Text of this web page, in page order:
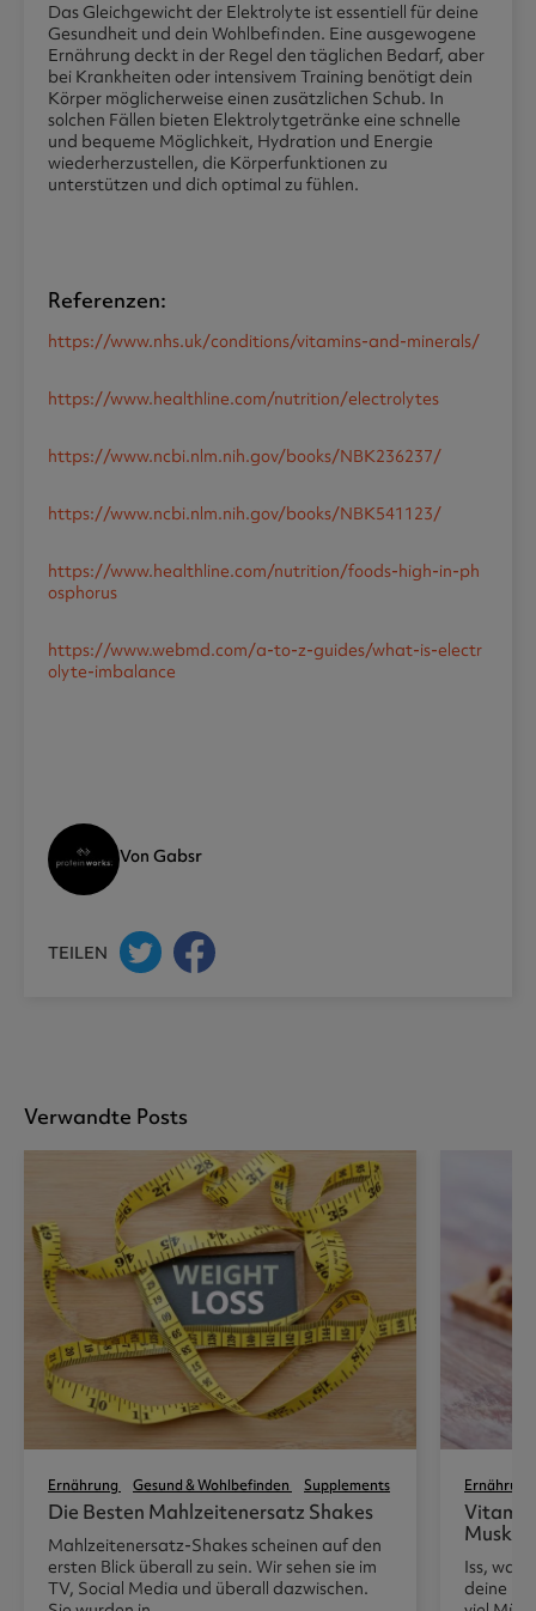
Das Gleichgewicht der Elektrolyte ist essentiell für deine
Gesundheit und dein Wohlbefinden. Eine ausgewogene
Ernährung deckt in der Regel den täglichen Bedarf, aber
bei Krankheiten oder intensivem Training benötigt dein
Körper möglicherweise einen zusätzlichen Schub. In
solchen Fällen bieten Elektrolytgetränke eine schnelle
und bequeme Möglichkeit, Hydration und Energie
wiederherzustellen, die Körperfunktionen zu
unterstützen und dich optimal zu fühlen.
Referenzen:
https://www.nhs.uk/conditions/vitamins-and-minerals/
https://www.healthline.com/nutrition/electrolytes
https://www.ncbi.nlm.nih.gov/books/NBK236237/
https://www.ncbi.nlm.nih.gov/books/NBK541123/
https://www.healthline.com/nutrition/foods-high-in-ph
osphorus
https://www.webmd.com/a-to-z-guides/what-is-electr
olyte-imbalance
Von Gabsr
TEILEN
Verwandte Posts
Ernährung Gesund & Wohlbefinden Supplements
Die Besten Mahlzeitenersatz Shakes
Mahlzeitenersatz-Shakes scheinen auf den
ersten Blick überall zu sein. Wir sehen sie im
TV, Social Media und überall dazwischen.
Ernährung
Iss, was
deine